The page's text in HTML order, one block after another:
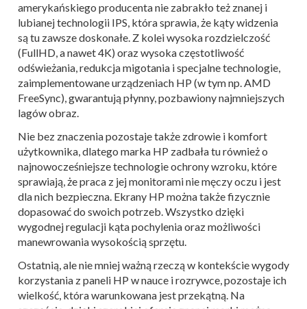
amerykańskiego producenta nie zabrakło też znanej i
lubianej technologii IPS, która sprawia, że kąty widzenia
są tu zawsze doskonałe. Z kolei wysoka rozdzielczość
(FullHD, a nawet 4K) oraz wysoka częstotliwość
odświeżania, redukcja migotania i specjalne technologie,
zaimplementowane urządzeniach HP (w tym np.AMD
FreeSync),gwarantują płynny, pozbawiony najmniejszych
lagów obraz.
Nie bez znaczenia pozostaje także zdrowie i komfort
użytkownika, dlatego marka HP zadbała tu również o
najnowocześniejsze technologie ochrony wzroku, które
sprawiają, że praca z jej monitorami nie męczy oczu i jest
dla nich bezpieczna. Ekrany HP można także fizycznie
dopasować do swoich potrzeb. Wszystko dzięki
wygodnej regulacji kąta pochylenia oraz możliwości
manewrowania wysokością sprzętu.
Ostatnią, ale nie mniej ważną rzeczą w kontekście wygody
korzystania z paneli HP w nauce i rozrywce, pozostaje ich
wielkość, która warunkowana jest przekątną. Na